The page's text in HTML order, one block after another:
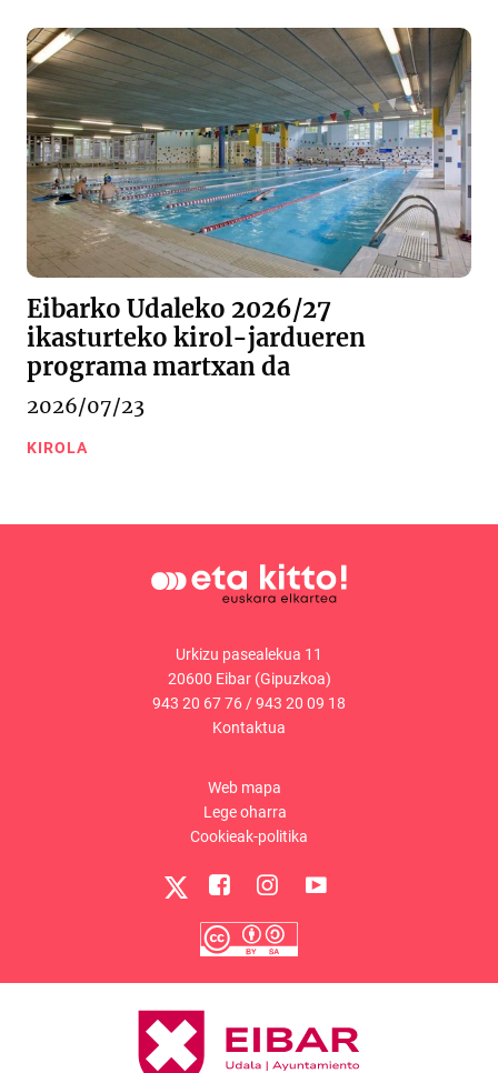
Eibarko Udaleko 2026/27
ikasturteko kirol-jardueren
programa martxan da
2026/07/23
KIROLA
Urkizu pasealekua 11
20600 Eibar (Gipuzkoa)
943 20 67 76/943 20 09 18
Kontaktua
Web mapa
Lege oharra
Cookieak-politika